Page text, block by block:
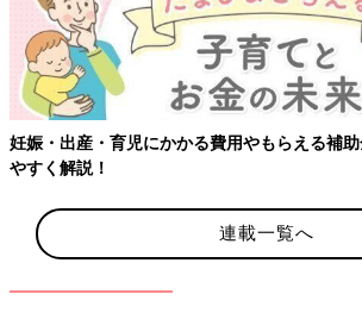
妊娠・出産・育児にかかる費用やもらえる補
やすく解説！
連載一覧へ